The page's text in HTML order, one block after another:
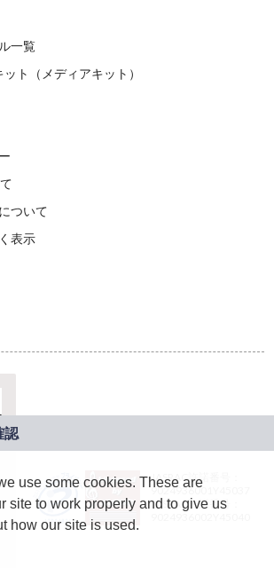
一覧
ト（メディアキット）
ついて
表示
JASRAC許諾番号：
9024936001Y45037
JASRAC許諾番号：
use some cookies. These are
site to work properly and to give us
how our site is used.